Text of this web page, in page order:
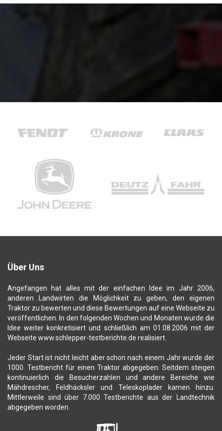
Über Uns
Angefangen hat alles mit der einfachen Idee im Jahr 2006,
anderen Landwirten die Möglichkeit zu geben, den eigenen
Traktor zu bewerten und diese Bewertungen auf eine Webseite zu
veröffentlichen. In den folgenden Wochen und Monaten wurde die
Idee weiter konkretisiert und schließlich am 01.08.2006 mit der
Webseite www.schlepper-testberichte.de realisiert.
Jeder Start ist nicht leicht aber schon nach einem Jahr wurde der
1000. Testbericht für einen Traktor abgegeben. Seitdem steigen
kontinuierlich die Besucherzahlen und andere Bereiche wie
Mähdrescher, Feldhäcksler und Teleskoplader kamen hinzu.
Mittlerweile sind über 7.000 Testberichte aus der Landtechnik
abgegeben worden.